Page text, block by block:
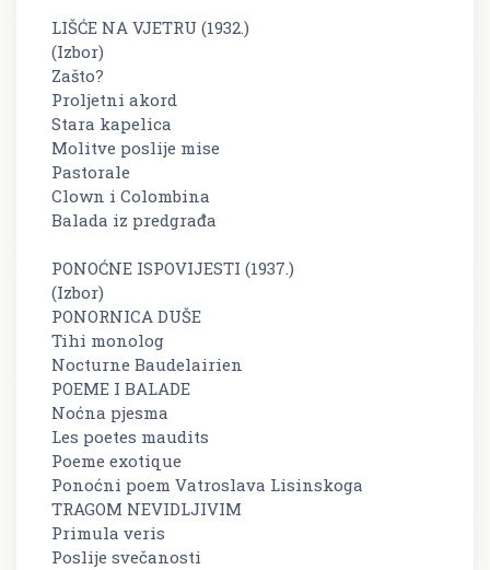
LIŠĆE NA VJETRU (1932.)
(Izbor)
Zašto?
Proljetni akord
Stara kapelica
Molitve poslije mise
Pastorale
Clown i Colombina
Balada iz predgrađa
PONOĆNE ISPOVIJESTI (1937.)
(Izbor)
PONORNICA DUŠE
Tihi monolog
Nocturne Baudelairien
POEME I BALADE
Noćna pjesma
Les poetes maudits
Poeme exotique
Ponoćni poem Vatroslava Lisinskoga
TRAGOM NEVIDLJIVIM
Primula veris
Poslije svečanosti